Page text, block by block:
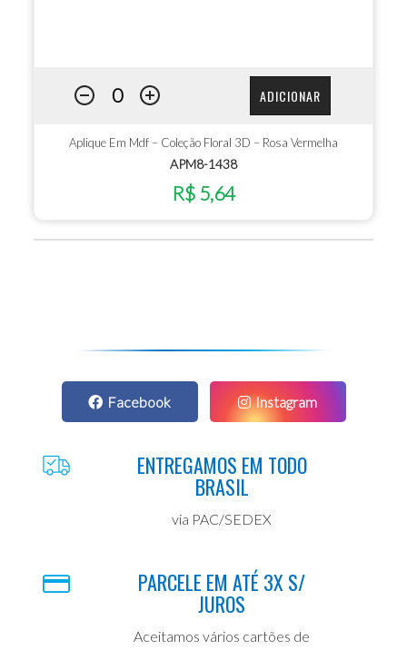
ADICIONAR
Aplique Em Mdf – Coleção Floral 3D – Rosa Vermelha
APM8-1438
R$ 5,64
Facebook Instagram
ENTREGAMOS EM TODO
BRASIL
via PAC/SEDEX
PARCELE EM ATÉ 3X S/
JUROS
Aceitamos vários cartões de